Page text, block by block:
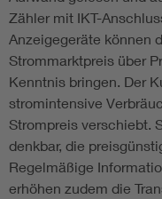
Zähler mit IKT-
Anzeigegeräte können
Strommarktpreis über
Kenntnis bringen. Der
stromintensive
Strompreis verschiebt.
denkbar, die
Regelmäßige
erhöhen zudem die